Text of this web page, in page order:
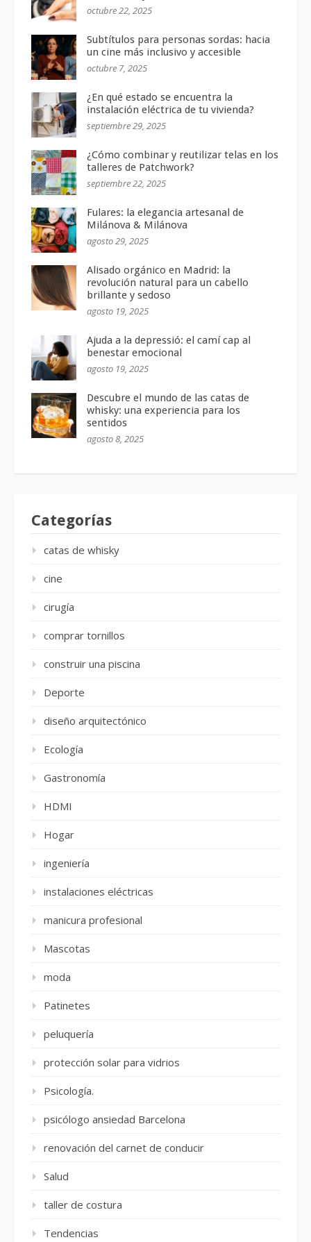
octubre 22, 2025
Subtítulos para personas sordas: hacia
un cine más inclusivo y accesible
octubre 7, 2025
¿En qué estado se encuentra la
instalación eléctrica de tu vivienda?
septiembre 29, 2025
¿Cómo combinar y reutilizar telas en los
talleres de Patchwork?
septiembre 22, 2025
Fulares: la elegancia artesanal de
Milánova & Milánova
agosto 29, 2025
Alisado orgánico en Madrid: la
revolución natural para un cabello
brillante y sedoso
agosto 19, 2025
Ajuda a la depressió: el camí cap al
benestar emocional
agosto 19, 2025
Descubre el mundo de las catas de
whisky: una experiencia para los
sentidos
agosto 8, 2025
Categorías
catas de whisky
cine
cirugía
comprar tornillos
construir una piscina
Deporte
diseño arquitectónico
Ecología
Gastronomía
HDMI
Hogar
ingeniería
instalaciones eléctricas
manicura profesional
Mascotas
moda
Patinetes
peluquería
protección solar para vidrios
Psicología.
psicólogo ansiedad Barcelona
renovación del carnet de conducir
Salud
taller de costura
Tendencias